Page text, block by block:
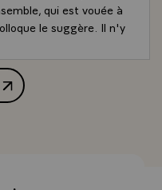
qui est vouée à
le suggère. Il n'y
de la
solidarité et efficacité
que l'on puisse fonder
autre chose que le
serait insensé de
de M. Nicolas Sarkozy,